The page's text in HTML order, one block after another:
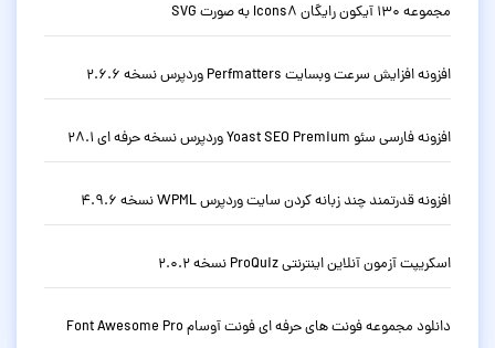
مجموعه 130 آیکون رایگان Icons8 به صورت SVG
افزونه افزایش سرعت وبسایت Perfmatters وردپرس نسخه 2.6.6
افزونه فارسی سئو Yoast SEO Premium وردپرس نسخه حرفه ای 28.1
افزونه قدرتمند چند زبانه کردن سایت وردپرس WPML نسخه 4.9.6
اسکریپت آزمون آنلاین اینترنتی ProQuiz نسخه 2.0.2
دانلود مجموعه فونت های حرفه ای فونت آوسام Font Awesome Pro